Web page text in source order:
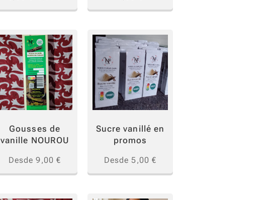
Gousses de
vanille NOUROU
Desde9,00 €
Sucre vanillé en
promos
Desde 5,00 €